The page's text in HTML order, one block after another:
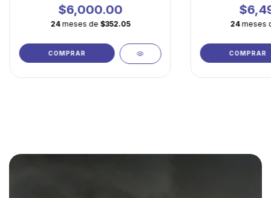
$6,000.00
24 meses de $352.05
COMPRAR
24 meses
COMPRAR